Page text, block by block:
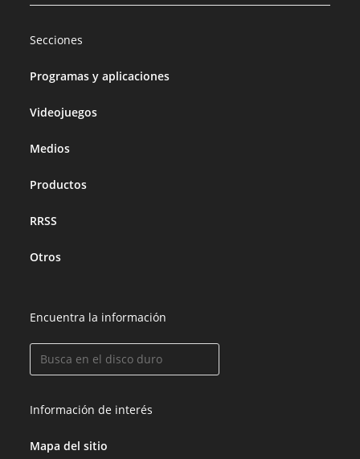
Secciones
Programas y aplicaciones
Videojuegos
Medios
Productos
RRSS
Otros
Encuentra la información
Información de interés
Mapa del sitio